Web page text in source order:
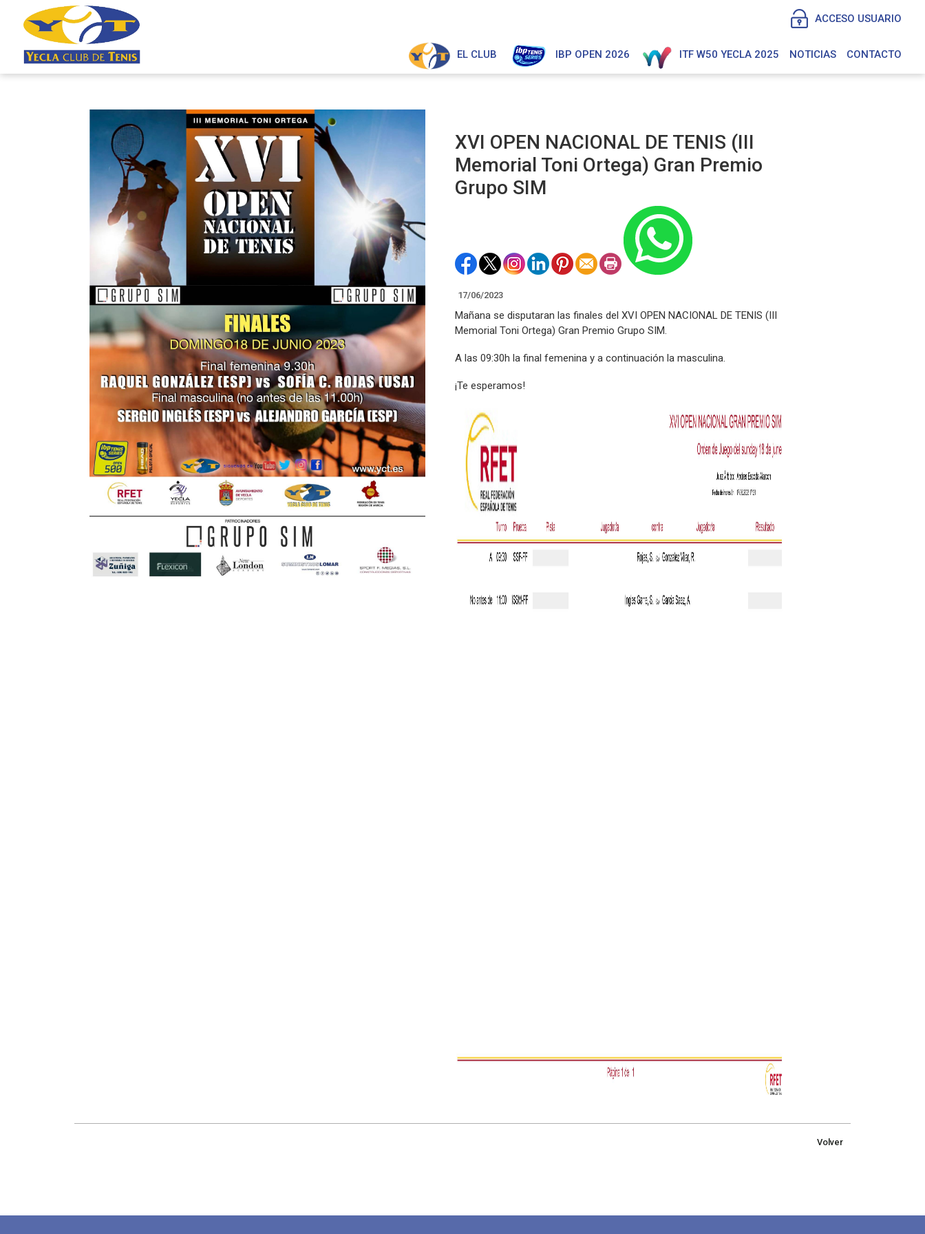
ACCESO USUARIO
EL CLUB IBP OPEN 2026 ITF W50 YECLA 2025 NOTICIAS CONTACTO
XVI OPEN NACIONAL DE TENIS (III
Memorial Toni Ortega) Gran Premio
Grupo SIM
17/06/2023
Mañana se disputaran las finales del XVI OPEN NACIONAL DE TENIS (III
Memorial Toni Ortega) Gran Premio Grupo SIM.
A las 09:30h la final femenina y a continuación la masculina.
¡Te esperamos!
Volver